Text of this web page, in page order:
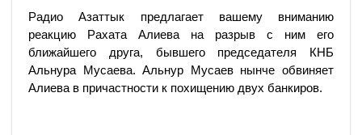
Радио Азаттык предлагает вашему вниманию
реакцию Рахата Алиева на разрыв с ним его
ближайшего друга, бывшего председателя КНБ
Альнура Мусаева. Альнур Мусаев нынче обвиняет
Алиева в причастности к похищению двух банкиров.